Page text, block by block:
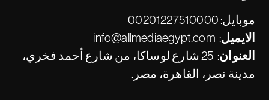
موبايل: 00201227510000
الايميل: info@allmediaegypt.com
العنوان:
مدينة نصر، القاهرة، مصر.